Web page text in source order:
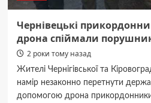
Чернівецькі
дрона спіймали
2 роки тому назад
Жителі Чернігівської та
намір незаконно перетнути
допомогою дрона